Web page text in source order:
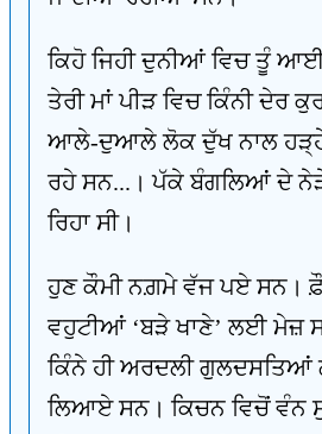
ਕਿਹੋ ਜਿਹੀ ਦੁਨੀਆਂ ਵਿਚ ਤੂੰ
ਤੇਰੀ ਮਾਂ ਪੀੜ ਵਿਚ ਕਿੰਨੀ ਦੇਰ
ਆਲੇ-ਦੁਆਲੇ ਲੋਕ ਦੁੱਖ ਨਾਲ
ਰਹੇ ਸਨ...। ਪੱਕੇ ਬੰਗਲਿਆਂ ਦੇ ਨੇੜੇ
ਰਿਹਾ ਸੀ।
ਹੁਣ ਕੌਮੀ ਨਗ਼ਮੇ ਵੱਜ ਪਏ ਸਨ।
ਵਹੁਟੀਆਂ ‘ਬੜੇ ਖਾਣੇ’ ਲਈ ਮੇਜ਼
ਕਿੰਨੇ ਹੀ ਅਰਦਲੀ
ਲਿਆਏ ਸਨ। ਕਿਚਨ ਵਿਚੋਂ ਵੰਨ